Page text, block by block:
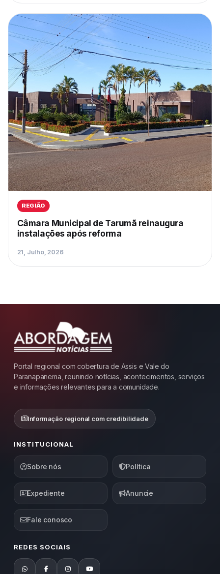
REGIÃO
Câmara Municipal de Tarumã reinaugura
instalações após reforma
21, Julho, 2026
Portal regional com cobertura de Assis e Vale do
Paranapanema, reunindo notícias, acontecimentos, serviços
e informações relevantes para a comunidade.
Informação regional com credibilidade
INSTITUCIONAL
Sobre nós Política
Expediente Anuncie
Fale conosco
REDES SOCIAIS